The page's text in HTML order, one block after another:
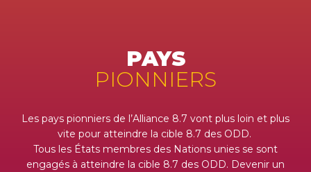
PAYS
PIONNIERS
Les pays pionniers de l’Alliance 8.7 vont plus loin et plus
vite pour atteindre la cible 8.7 des ODD.
Tous les États membres des Nations unies se sont
engagés à atteindre la cible 8.7 des ODD. Devenir un